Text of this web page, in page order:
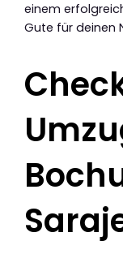
einem
Gute für deinen